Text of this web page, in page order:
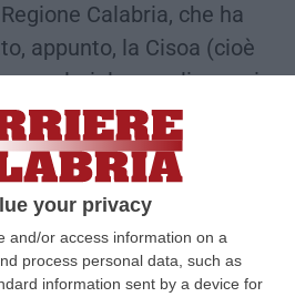
your privacy
and/or access information on a
process personal data, such as
information sent by a device for
Calabria, che ha
appunto, la Cisoa (cioè
salariale per gli operai
forestali calabresi; un
svolti vari incontri,
hanno espresso
loro posizioni
Cisoa con causale
di ieri sera, che ha visto